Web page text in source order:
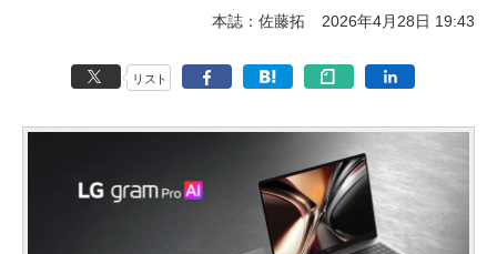
本誌：佐藤拓 2026年4月28日 19:43
リスト